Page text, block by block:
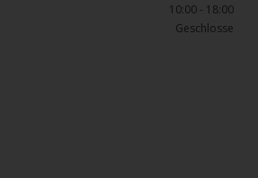
10:00 - 18:00
Geschlosse